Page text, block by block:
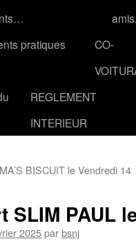
amis.
pratiques
CO-
REGLEMENT
INTERIEUR
BISCUIT le Vendredi 14
SLIM PAUL
2025parbsnj